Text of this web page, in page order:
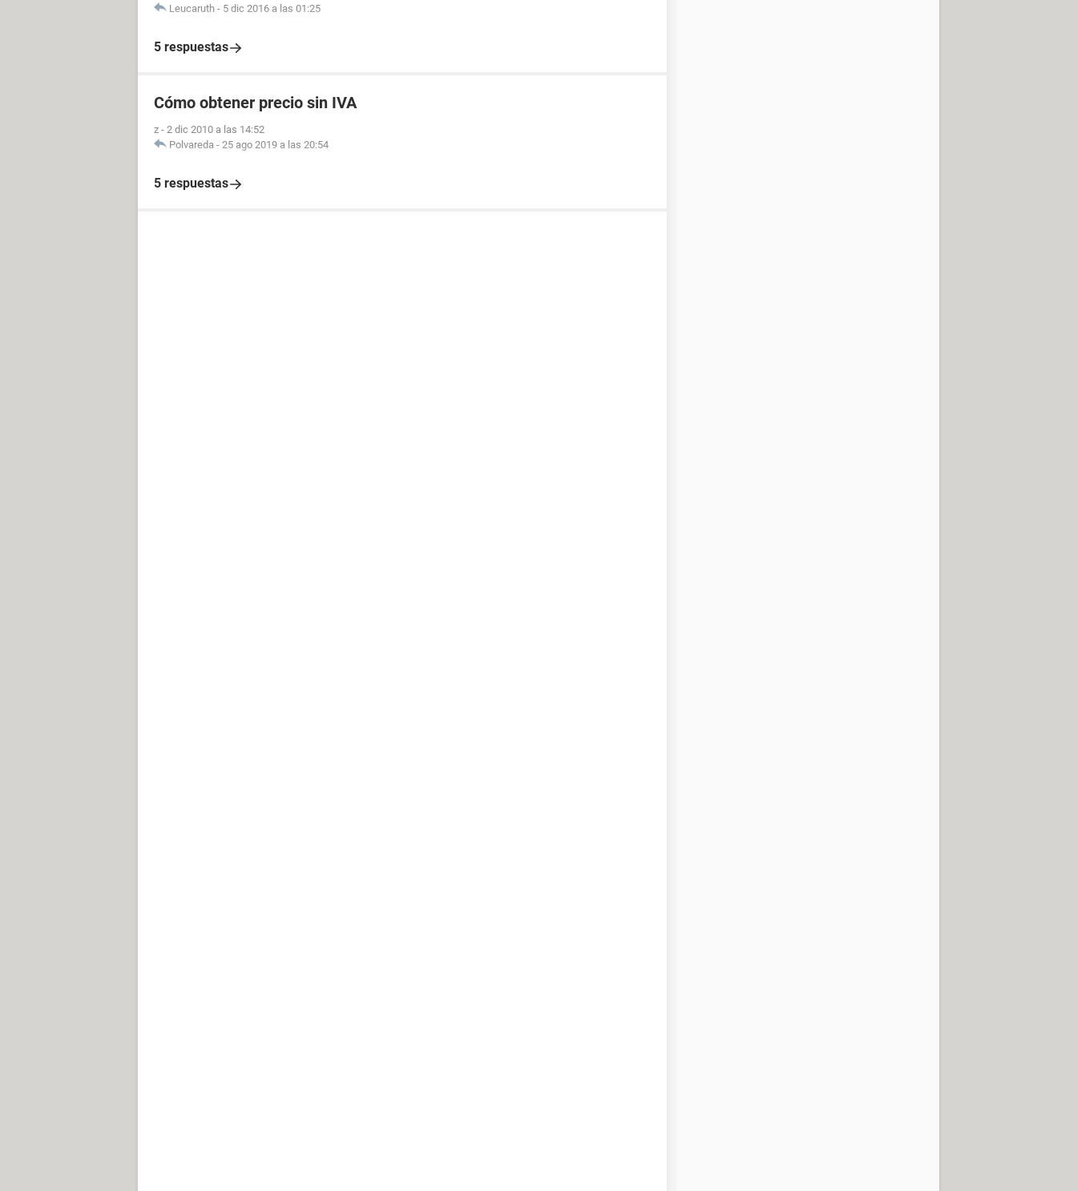
Leucaruth - 5 dic 2016 a las 01:25
5 respuestas
Cómo obtener precio sin IVA
z - 2 dic 2010 a las 14:52
Polvareda - 25 ago 2019 a las 20:54
5 respuestas